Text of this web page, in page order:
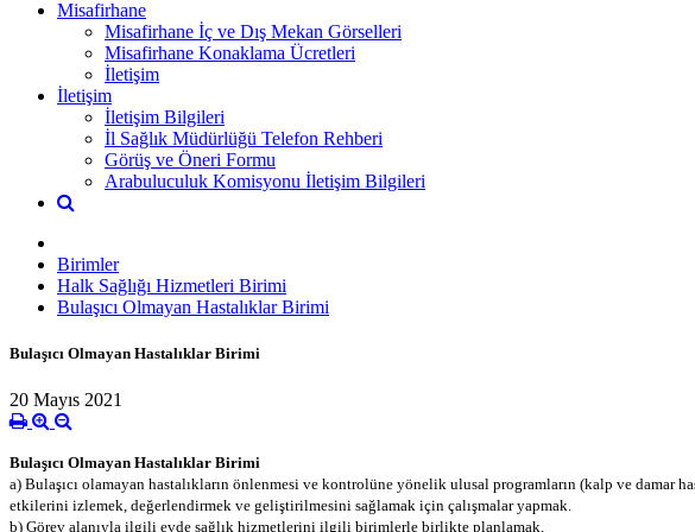
Misafirhane
Misafirhane İç ve Dış Mekan Görselleri
Misafirhane Konaklama Ücretleri
İletişim
İletişim
İletişim Bilgileri
İl Sağlık Müdürlüğü Telefon Rehberi
Görüş ve Öneri Formu
Arabuluculuk Komisyonu İletişim Bilgileri
Birimler
Halk Sağlığı Hizmetleri Birimi
Bulaşıcı Olmayan Hastalıklar Birimi
Bulaşıcı Olmayan Hastalıklar Birimi
20 Mayıs 2021
Bulaşıcı Olmayan Hastalıklar Birimi
a) Bulaşıcı olamayan hastalıkların önlenmesi ve kontrolüne yönelik ulusal programların (kalp ve damar
etkilerini izlemek, değerlendirmek ve geliştirilmesini sağlamak için çalışmalar yapmak.
b) Görev alanıyla ilgili evde sağlık hizmetlerini ilgili birimlerle birlikte planlamak.